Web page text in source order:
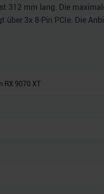
312 mm lang. Die
3x 8-Pin PCIe. Die
RX 9070 XT